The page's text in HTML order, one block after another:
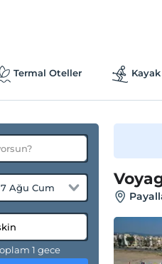
Termal Oteller
7 Ağu Cum
1 gece